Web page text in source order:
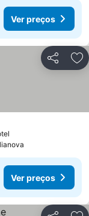
Ver preços
Partilhar
Ver preços